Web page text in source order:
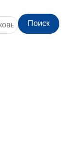
Поиск